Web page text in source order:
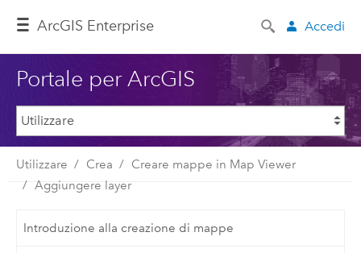
ArcGIS Enterprise Accedi
Portale per ArcGIS
Utilizzare Crea
Creare mappe in Map Viewer
Aggiungere layer
Introduzione alla creazione di mappe